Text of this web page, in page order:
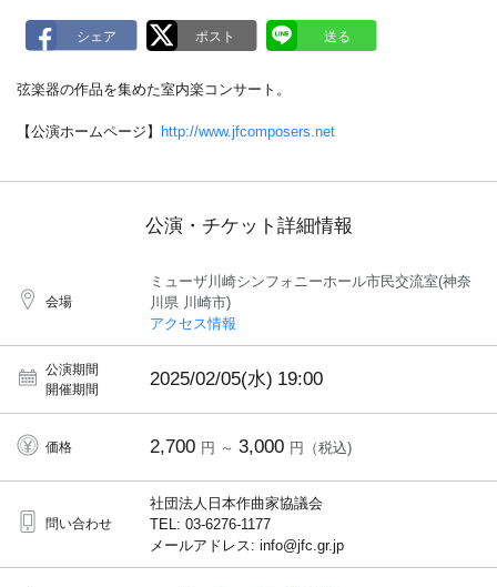
弦楽器の作品を集めた室内楽コンサート。
【公演ホームページ】 http://www.jfcomposers.net
公演・チケット詳細情報
会場
ミューザ川崎シンフォニーホール市民交流室(神奈
川県 川崎市)
アクセス情報
公演期間
開催期間
2025/02/05(水) 19:00
価格 2,700 円 ～ 3,000 円（税込)
問い合わせ
社団法人日本作曲家協議会
TEL: 03-6276-1177
メールアドレス: info@jfc.gr.jp